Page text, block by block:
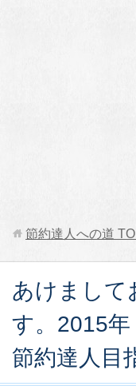
節約達人への道
あけまして
す。2015年
節約達人目